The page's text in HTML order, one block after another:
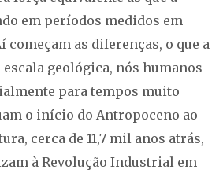
em períodos medidos em
começam as diferenças, o que a
geológica, nós humanos
para tempos muito
o início do Antropoceno ao
cerca de 11,7 mil anos atrás,
à Revolução Industrial em